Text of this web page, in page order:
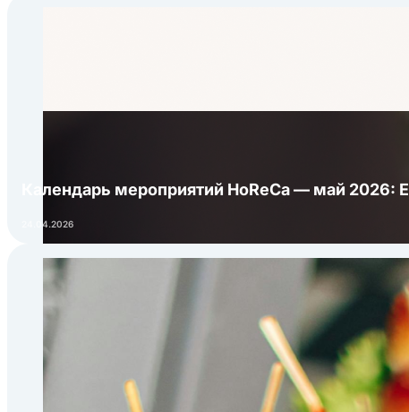
Календарь мероприятий HoReCa — май
24.04.2026